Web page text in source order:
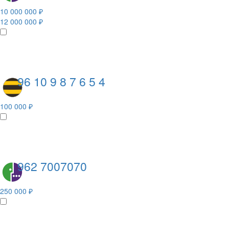
10 000 000 ₽
12 000 000 ₽
96 10 9 8 7 6 5 4
100 000 ₽
962 7007070
250 000 ₽